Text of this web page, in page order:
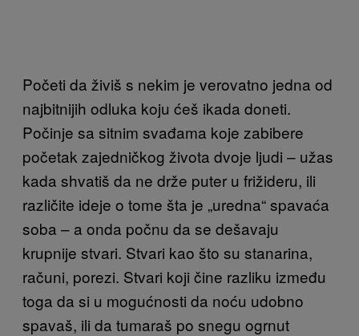
Početi da živiš s nekim je verovatno jedna od
najbitnijih odluka koju ćeš ikada doneti.
Počinje sa sitnim svađama koje zabibere
početak zajedničkog života dvoje ljudi – užas
kada shvatiš da ne drže puter u frižideru, ili
različite ideje o tome šta je „uredna“ spavaća
soba – a onda počnu da se dešavaju
krupnije stvari. Stvari kao što su stanarina,
računi, porezi. Stvari koji čine razliku između
toga da si u mogućnosti da noću udobno
spavaš, ili da tumaraš po snegu ogrnut